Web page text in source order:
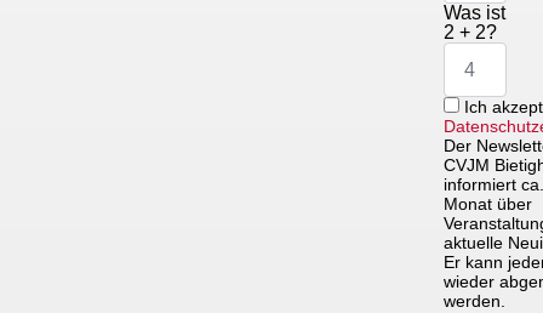
Was ist
2 + 2?
Ich
Der
CVJM
informiert
Monat über
aktuelle
Er kann
wieder
werden.